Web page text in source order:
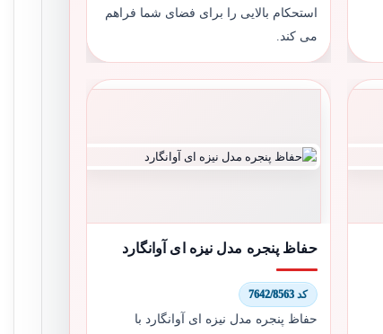
استحکام بالایی را برای فضای شما فراهم
می کند.
حفاظ پنجره مدل نیزه ای آوانگارد
کد 7642/8563
حفاظ پنجره مدل نیزه ای آوانگارد با